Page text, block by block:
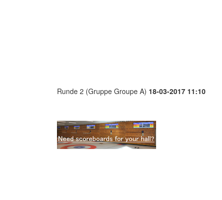
Runde 2 (Gruppe Groupe A) 18-03-2017 11:10